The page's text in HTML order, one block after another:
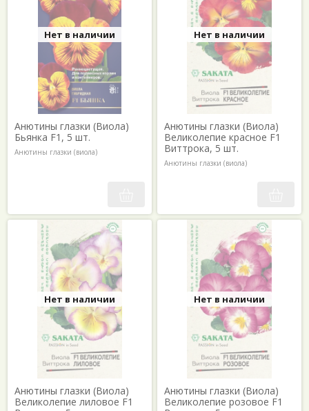
Нет в наличии
Анютины глазки (Виола)
Бьянка F1, 5 шт.
Анютины глазки (виола)
Нет в наличии
Анютины глазки (Виола)
Великолепие красное F1
Виттрока, 5 шт.
Анютины глазки (виола)
Нет в наличии
Анютины глазки (Виола)
Великолепие лиловое F1
Нет в наличии
Анютины глазки (Виола)
Великолепие розовое F1